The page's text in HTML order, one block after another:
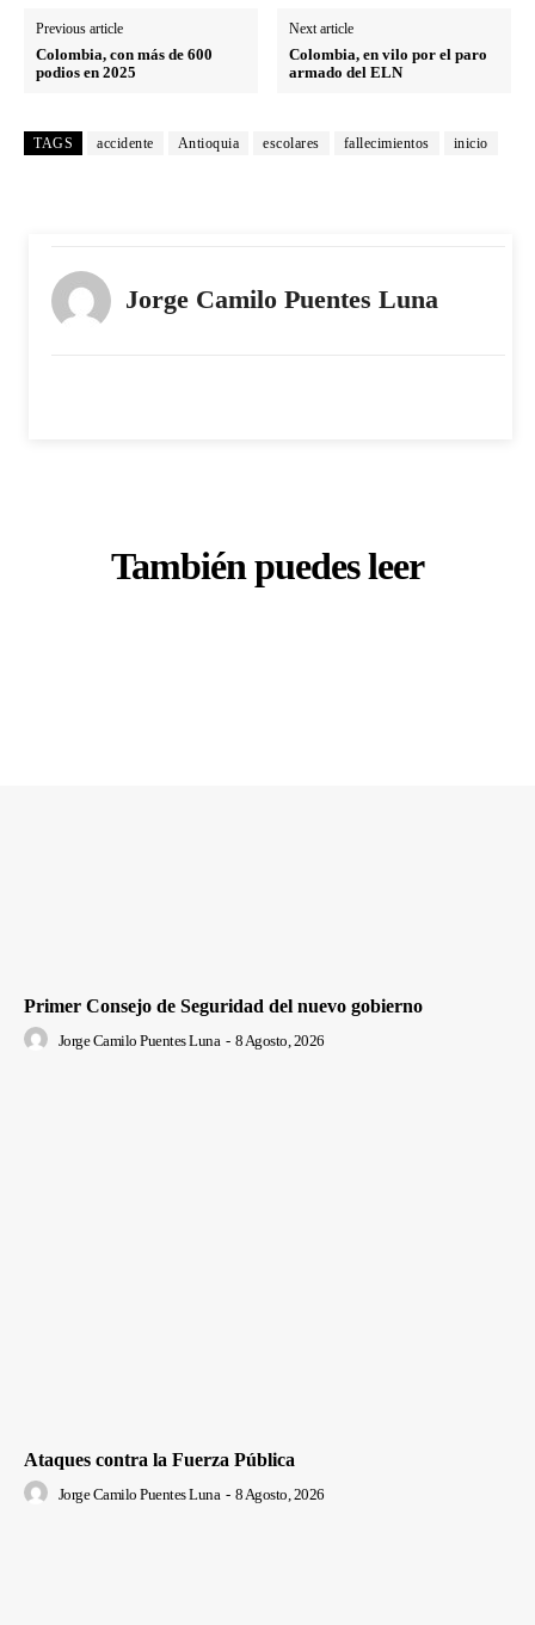
Previous article
Colombia, con más de 600
podios en 2025
Next article
Colombia, en vilo por el paro
armado del ELN
TAGS accidente Antioquia escolares fallecimientos inicio
Jorge Camilo Puentes Luna
También puedes leer
Primer Consejo de Seguridad del nuevo gobierno
Jorge Camilo Puentes Luna - 8 Agosto, 2026
Ataques contra la Fuerza Pública
Jorge Camilo Puentes Luna - 8 Agosto, 2026